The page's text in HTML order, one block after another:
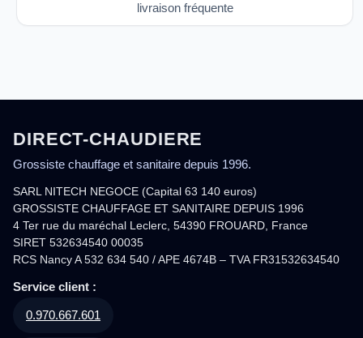
livraison fréquente
DIRECT-CHAUDIERE
Grossiste chauffage et sanitaire depuis 1996.
SARL NITECH NEGOCE (Capital 63 140 euros)
GROSSISTE CHAUFFAGE ET SANITAIRE DEPUIS 1996
4 Ter rue du maréchal Leclerc, 54390 FROUARD, France
SIRET 532634540 00035
RCS Nancy A 532 634 540 / APE 4674B – TVA FR31532634540
Service client :
0.970.667.601